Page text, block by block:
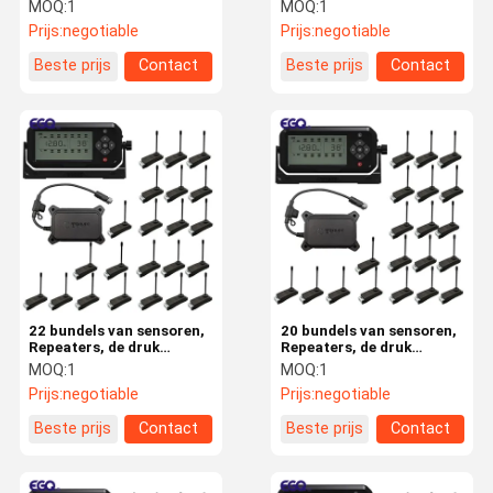
Kwaliteitsco
Contacteer
Verzoek Om
NEWS
Het Controlesysteem van de banddruk
Systemen voor de controle van de bandenspanning van aanhangwagens
De Druk Controlesysteem van de vrachtwagenband
Bus TPMS
ontvangersband
MOQ:1
Prijs:negotiable
Beste prijs
Contact
ontvangersband
MOQ:1
Prijs:negotiable
Beste prijs
Contact
20 bundels van sensoren,
Repeaters, de druk
controlesysteem van de
ontvangersband
MOQ:1
Prijs:negotiable
Beste prijs
Contact
22 bundels van sensoren,
Repeaters, de druk
controlesysteem van de
ontvangersband
MOQ:1
Prijs:negotiable
Beste prijs
Contact